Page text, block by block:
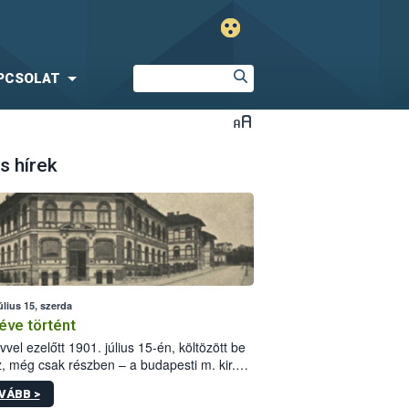
hírek
15, szerda
történt
ezelőtt 1901. július 15-én, költözött be
még csak részben – a budapesti m. kir.
állomás a Kis Rókus utca
alatti, Czigler Győző által tervezett új
>